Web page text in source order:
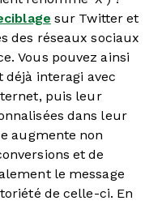
sur Twitter et
des réseaux sociaux
Vous pouvez ainsi
déjà interagi avec
puis leur
dans leur
augmente non
et de
le message
de celle-ci. En